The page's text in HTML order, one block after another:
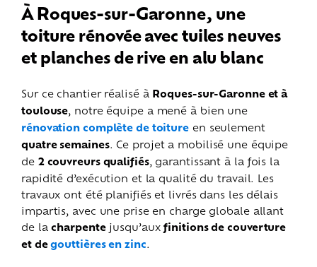
À Roques-sur-Garonne, une
toiture rénovée avec tuiles neuves
et planches de rive en alu blanc
Sur ce chantier réalisé à Roques-sur-Garonne et à
toulouse, notre équipe a mené à bien une
rénovation complète de toiture en seulement
quatre semaines. Ce projet a mobilisé une équipe
de 2 couvreurs qualifiés, garantissant à la fois la
rapidité d’exécution et la qualité du travail. Les
travaux ont été planifiés et livrés dans les délais
impartis, avec une prise en charge globale allant
de lacharpentejusqu’auxfinitions de couverture
et degouttières en zinc.